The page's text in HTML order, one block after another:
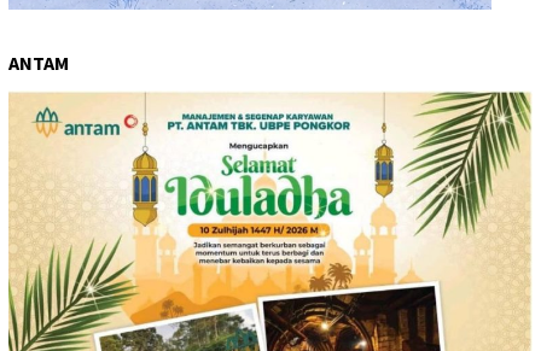
ANTAM